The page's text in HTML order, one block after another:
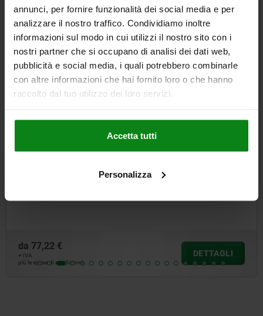
annunci, per fornire funzionalità dei social media e per
analizzare il nostro traffico. Condividiamo inoltre
informazioni sul modo in cui utilizzi il nostro sito con i
nostri partner che si occupano di analisi dei dati web,
pubblicità e social media, i quali potrebbero combinarle
con altre informazioni che hai fornito loro o che hanno
raccolto dal tuo utilizzo dei loro servizi.
Accetta tutti
Personalizza
Altri clienti hanno acquistato
anche
05755-01
Ginocchiera di serraggio rapido verticale modello
da 77,22 €
+ IVA
più le spese di spedizione
DETTAGLI